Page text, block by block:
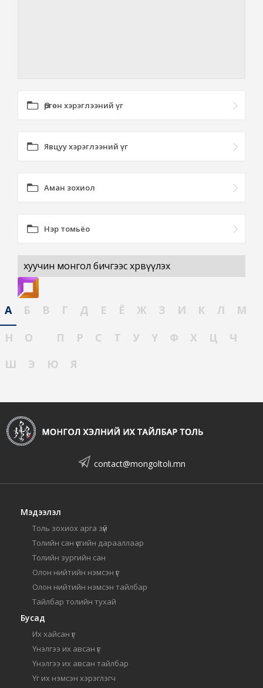
Өргөн хэрэглээний үг
Явцуу хэрэглээний үг
Аман зохиол
Нэр томьёо
хуучин монгол бичгээс хөрвүүлэх
А Б В Г Д Е Ё Ж З И К Л
М
Н
О П Р С Т У Ү Ф Х Ц
Ч
Ш
Э Ю Я
contact@mongoltoli.mn
Мэдээлэл
Толь зохиох арга зүй
Толийн сан үсгийн дарааллаар
Толийн зургийн сан
Олон нийтийн нэмсэн үг
Олон нийтийн нэмсэн тайлбар
Тайлбар толийн тухай
Бусад
Их хайсан үг
Үнэлгээ их авсан үг
Үнэлгээ их авсан тайлбар
Үг их нэмсэн хэрэглэгч